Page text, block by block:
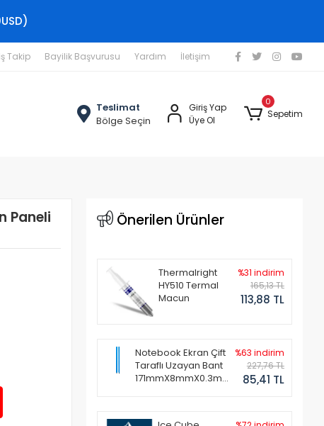
Takip Bayilik Başvurusu Yardım İletişim
Teslimat
Bölge Seçin
Giriş Yap
Üye Ol
0
Sepetim
Paneli
Önerilen Ürünler
Thermalright
HY510 Termal
Macun
%31 indirim
165,13 TL
113,88 TL
Notebook Ekran Çift
Taraflı Uzayan Bant
171mmX8mmX0.3mm
%63 indirim
227,76 TL
85,41 TL